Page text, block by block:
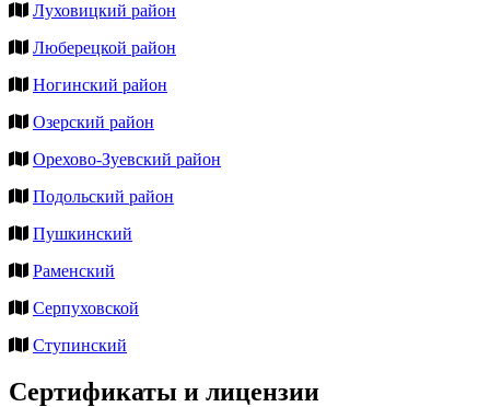
Луховицкий район
Люберецкой район
Ногинский район
Озерский район
Орехово-Зуевский район
Подольский район
Пушкинский
Раменский
Серпуховской
Ступинский
Сертификаты и лицензии